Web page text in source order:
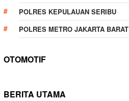
POLRES KEPULAUAN SERIBU
POLRES METRO JAKARTA BARAT
OTOMOTIF
BERITA UTAMA